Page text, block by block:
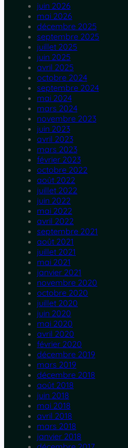
juin 2026
mai 2026
décembre 2025
septembre 2025
juillet 2025
juin 2025
avril 2025
octobre 2024
septembre 2024
mai 2024
mars 2024
novembre 2023
juin 2023
avril 2023
mars 2023
février 2023
octobre 2022
août 2022
juillet 2022
juin 2022
mai 2022
avril 2022
septembre 2021
août 2021
juillet 2021
mai 2021
janvier 2021
novembre 2020
octobre 2020
juillet 2020
juin 2020
mai 2020
avril 2020
février 2020
décembre 2019
mars 2019
décembre 2018
août 2018
juin 2018
mai 2018
avril 2018
mars 2018
janvier 2018